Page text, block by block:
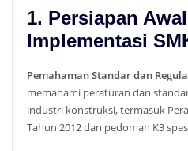
1. Persiapan
Implementasi
Pemahaman Standar dan
memahami peraturan dan
industri konstruksi, termasuk
Tahun 2012 dan pedoman K3